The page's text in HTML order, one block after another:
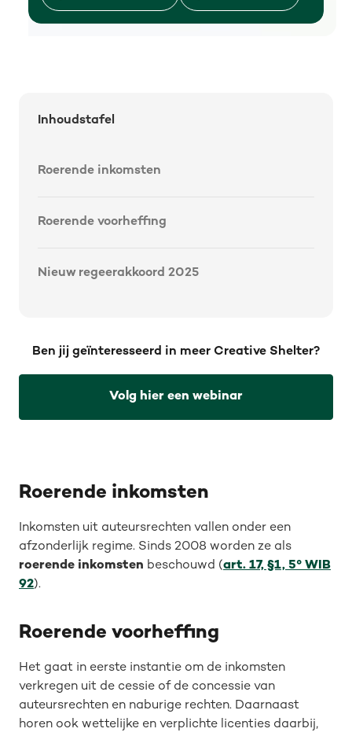
Roerende inkomsten
Inkomsten uit auteursrechten vallen onder een
afzonderlijk regime. Sinds 2008 worden ze als
roerende inkomsten beschouwd (art. 17, §1, 5° WIB
92).
Roerende voorheffing
Het gaat in eerste instantie om de inkomsten
verkregen uit de cessie of de concessie van
auteursrechten en naburige rechten. Daarnaast
horen ook wettelijke en verplichte licenties daarbij,
Inhoudstafel
Roerende inkomsten
Roerende voorheffing
Nieuw regeerakkoord 2025
Ben jij geïnteresseerd in meer Creative Shelter?
Volg hier een webinar